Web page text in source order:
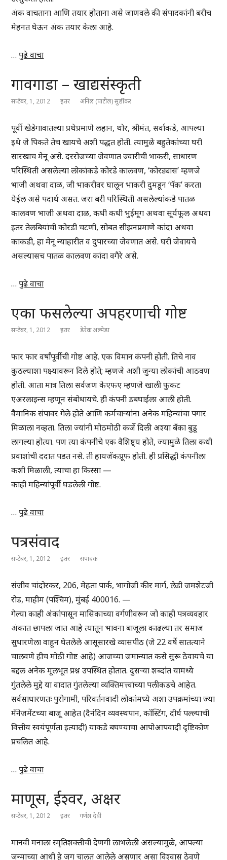
अंक वाचताना आणि तयार होताना असे जाणवले की संपादकांनी बरीच
मेहनत घेऊन अंक तयार केला आहे.
…पुढे वाचा
गावगाडा – खाद्यसंस्कृती
सप्टेंबर, 1, 2012 इतर अनिल (पाटील) सुर्डीकर
पूर्वी खेडेगावातल्या प्रथेप्रमाणे लहान, थोर, श्रीमंत, सर्वांकडे, आपल्या
इथे जे पिकते तेच खायचे अशी पद्धत होती. त्यामुळे बहुतेकांच्या घरी
सारखाच मेनू असे. दररोजच्या जेवणात ज्वारीची भाकरी, साधारण
परिस्थिती असलेल्या लोकांकडे कोरडे कालवण, ‘कोरड्यास’ म्हणजे
भाजी अथवा दाळ, जी भाकरीवर घालून भाकरी दुमडून ‘पॅक’ करता
येईल असे पदार्थ असत. जरा बरी परिस्थिती असलेल्यांकडे पातळ
कालवण भाजी अथवा दाळ, कधी कधी भुईमूग अथवा सूर्यफूल अथवा
इतर तेलबियांची कोरडी चटणी, सोबत सीझनप्रमाणे कांदा अथवा
काकडी, हा मेनू न्याहारीत व दुपारच्या जेवणात असे. घरी जेवायचे
असल्यासच पातळ कालवण कांदा वगैरे असे.
…पुढे वाचा
एका फसलेल्या अपहरणाची गोष्ट
सप्टेंबर, 1, 2012 इतर डेरेक अल्मेडा
फार फार वर्षांपूर्वीची गोष्ट आहे. एक विमान कंपनी होती. तिचे नाव
कुठल्याशा पक्ष्यावरून दिले होते; म्हणजे अशी जुन्या लोकांची आठवण
होती. आता मात्र तिला सर्वजण केएफए म्हणजे खाली फुकट
एअरलाइन्स म्हणून संबोधायचे. ही कंपनी डबघाईला आली होती.
वैमानिक संपावर गेले होते आणि कर्मचाऱ्यांना अनेक महिन्यांचा पगार
मिळाला नव्हता. तिला ज्यांनी मोठमोठी कर्जे दिली अश्या बँका बुडू
लागल्या होत्या. पण त्या कंपनीचे एक वैशिष्ट्य होते, ज्यामुळे तिला कधी
प्रवाशांची ददात पडत नसे. ती हायजॅकप्रूफ होती. ही प्रसिद्धी कंपनीला
कशी मिळाली, त्याचा हा किस्सा —
काही महिन्यांपूर्वी घडलेली गोष्ट.
…पुढे वाचा
पत्रसंवाद
सप्टेंबर, 1, 2012 इतर संपादक
संजीव चांदोरकर, 206, मेहता पार्क, भागोजी कीर मार्ग, लेडी जमशेटजी
रोड, माहीम (पश्चिम), मुंबई 400016. —
गेल्या काही अंकांपासून मासिकाच्या वर्गणीवरून जो काही पत्रव्यवहार
अंकात छापला जात आहे त्यातून भावना बाजूला काढल्या तर समाज
सुधारणेला वाहून घेतलेले आसूसारखे व्यासपीठ (जे 22 वर्षे सातत्याने
चालवणे हीच मोठी गोष्ट आहे) आजच्या जमान्यात कसे सुरू ठेवायचे या
बद्दल अनेक मूलभूत प्रश्न उपस्थित होतात. दुसऱ्या शब्दांत यामध्ये
गुंतलेले मुद्दे या वादात गुंतलेल्या व्यक्तिमत्त्वांच्या पलीकडचे आहेत.
सर्वसाधारणतः पुरोगामी, परिवर्तनवादी लोकांमध्ये अशा उपक्रमांच्या ज्या
मॅनेजमेंटच्या बाजू आहेत (दैनंदिन व्यवस्थपान, कॉस्टिंग, दीर्घ पल्ल्याची
वित्तीय स्वयंपूर्णता इत्यादी) याकडे बघण्याचा आपोआपवादी दृष्टिकोण
प्रचलित आहे.
…पुढे वाचा
माणूस, ईश्वर, अक्षर
सप्टेंबर, 1, 2012 इतर गणेश देवी
मानवी मनाला स्मृतिशक्तीची देणगी लाभलेली असल्यामुळे, आपल्या
जन्माच्या आधी हे जग चालत आलेले असणार असा विश्वास ठेवणे